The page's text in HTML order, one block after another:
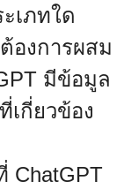
เภทใด
องการผสม
มีข้อมูล
เกี่ยวข้อง